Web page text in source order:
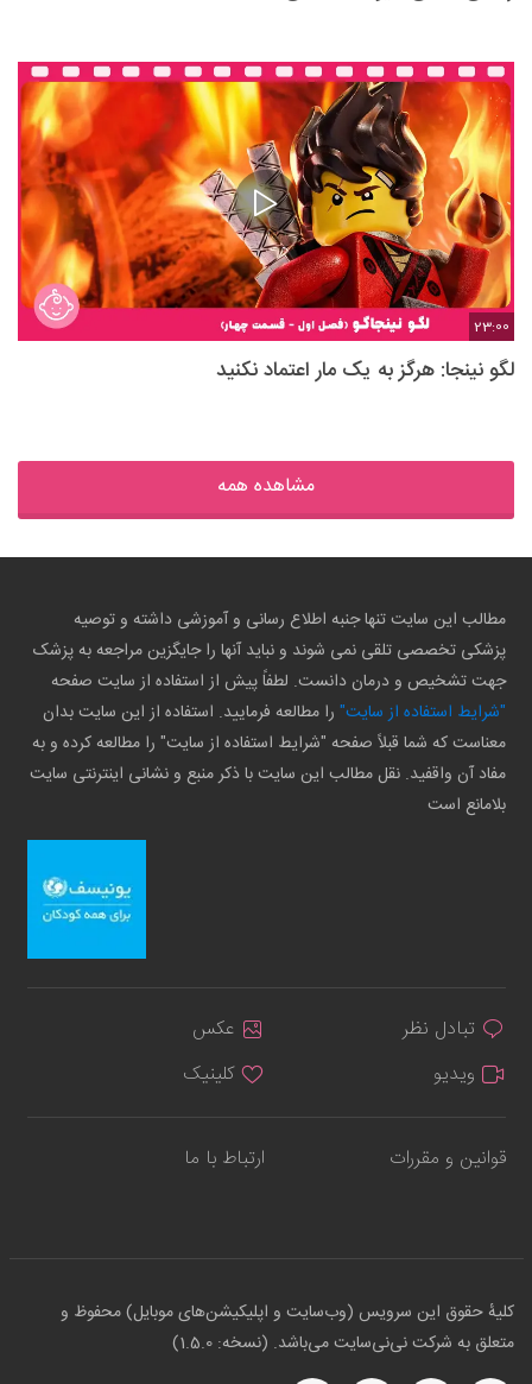
23:00
لگو نینجا: هرگز به یک مار اعتماد نکنید
مشاهده همه
مطالب این سایت تنها جنبه اطلاع رسانی و آموزشی داشته و توصیه
پزشکی تخصصی تلقی نمی شوند و نباید آنها را جایگزین مراجعه به پزشک
جهت تشخیص و درمان دانست. لطفاً پیش از استفاده از سایت صفحه
"شرایط استفاده از سایت" را مطالعه فرمایید. استفاده از این سایت بدان
معناست که شما قبلاً صفحه "شرایط استفاده از سایت" را مطالعه کرده و به
مفاد آن واقفید. نقل مطالب این سایت با ذکر منبع و نشانی اینترنتی سایت
بلامانع است
تبادل نظر
عکس
ویدیو
کلینیک
قوانین و مقررات ارتباط با ما
کلیهٔ حقوق این سرویس (وب‌سایت و اپلیکیشن‌های موبایل) محفوظ و
متعلق به شرکت نی‌نی‌سایت می‌باشد. (نسخه: 1.5.0)